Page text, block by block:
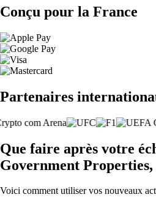
Conçu pour la France
Partenaires
Que faire après votre
Government
Voici comment utiliser vos nouveaux